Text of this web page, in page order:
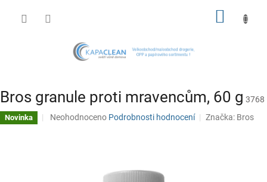
Bros granule proti mravencům, 60 g 3768
Novinka
Průměrné
Neohodnoceno Podrobnosti hodnocení Značka: Bros